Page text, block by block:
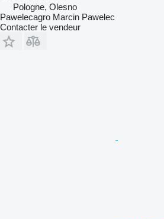
Pologne, Olesno
Pawelecagro Marcin Pawelec
Contacter le vendeur